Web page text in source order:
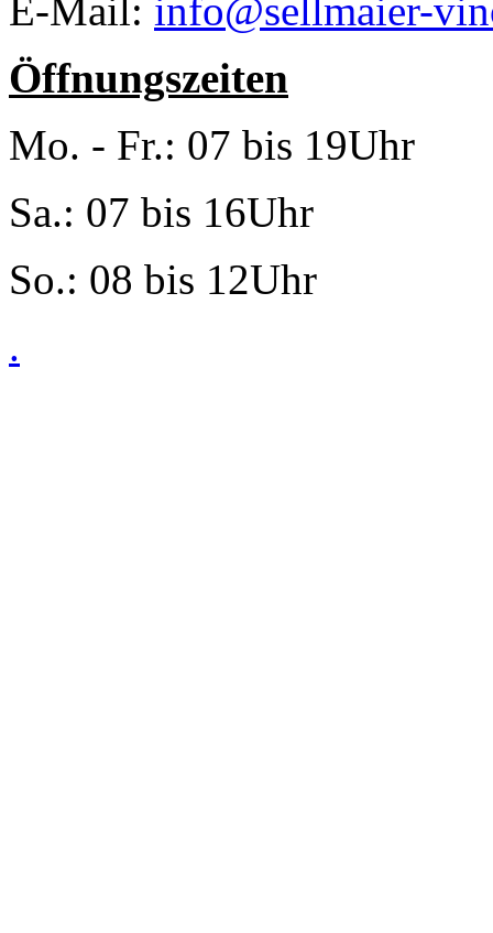
E-Mail: info@sellmaier-
Öffnungszeiten
Mo. - Fr.: 07 bis 19Uhr
Sa.: 07 bis 16Uhr
So.: 08 bis 12Uhr
.